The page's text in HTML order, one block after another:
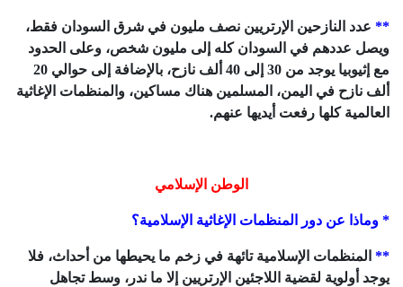
** عدد النازحين الإرتريين نصف مليون في شرق السودان فقط،
ويصل عددهم في السودان كله إلى مليون شخص، وعلى الحدود
مع إثيوبيا يوجد من 30 إلى 40 ألف نازح، بالإضافة إلى حوالي 20
ألف نازح في اليمن، المسلمين هناك مساكين، والمنظمات الإغاثية
العالمية كلها رفعت أيديها عنهم.
الوطن الإسلامي
* وماذا عن دور المنظمات الإغاثية الإسلامية؟
** المنظمات الإسلامية تائهة في زخم ما يحيطها من أحداث، فلا
يوجد أولوية لقضية اللاجئين الإرتريين إلا ما ندر، وسط تجاهل